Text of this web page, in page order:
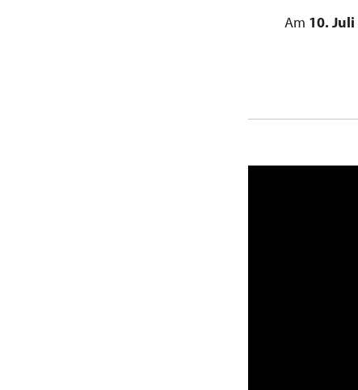
Am 10. Juli